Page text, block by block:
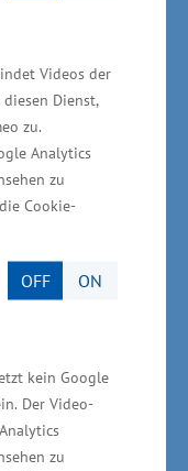
Videos der
Dienst,
zu.
Analytics
zu
Cookie-
OFF ON
kein Google
Der Video-
zu
Reinhard
Rufe nach
für
werden. „Das
an
das
von